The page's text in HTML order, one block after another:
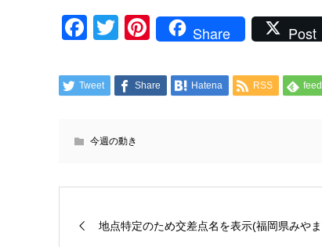
Facebook
TwitterPinterest
Share Post
Tweet Share Hatena RSS
今週の動き
地点特定のため交差点名を表示(福岡県みや